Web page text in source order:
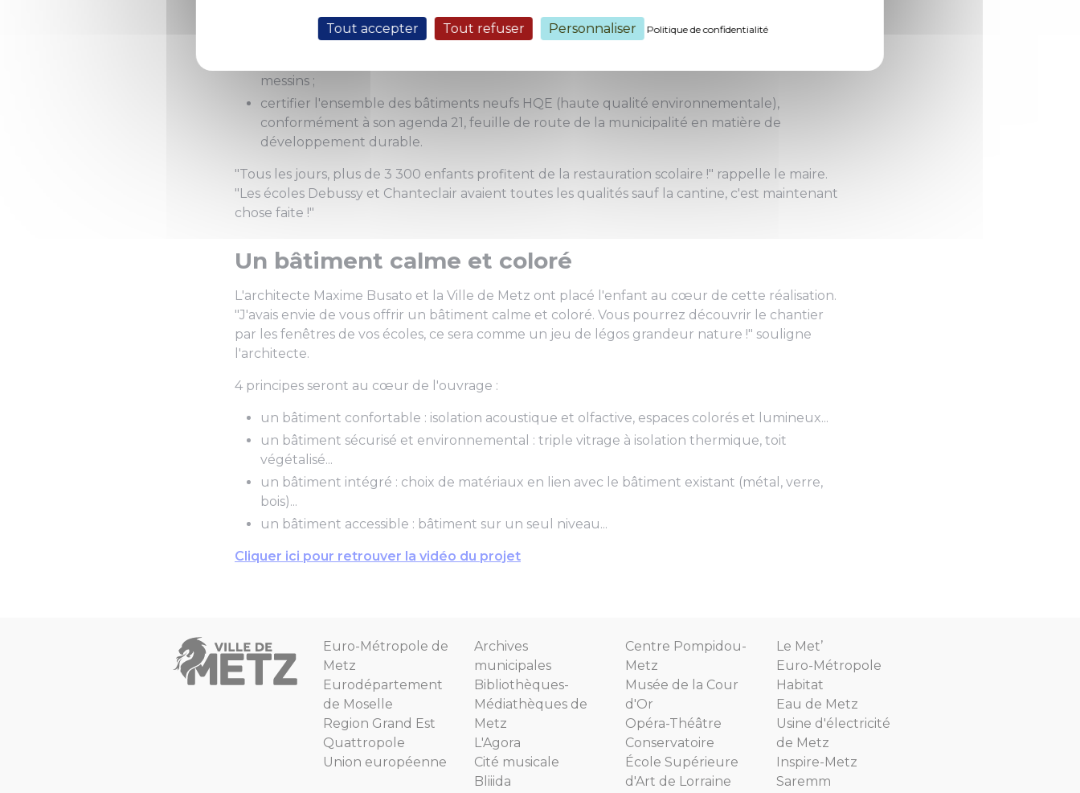
Tout accepter Tout refuser Personnaliser Politique de confidentialité
construction s'inscrit dans deux démarches portées par la Ville de Metz :
messins ;
certifier l'ensemble des bâtiments neufs HQE (haute qualité environnementale),
conformément à son agenda 21, feuille de route de la municipalité en matière de
développement durable.
"Tous les jours, plus de 3 300 enfants profitent de la restauration scolaire !" rappelle le maire.
" Les écoles Debussy et Chanteclair avaient toutes les qualités sauf la cantine, c'est maintenant
chose faite !"
Un bâtiment calme et coloré
L'architecte Maxime Busato et la Ville de Metz ont placé l'enfant au cœur de cette réalisation.
"J'avais envie de vous offrir un bâtiment calme et coloré. Vous pourrez découvrir le chantier
par les fenêtres de vos écoles, ce sera comme un jeu de légos grandeur nature !" souligne
l'architecte.
4 principes seront au cœur de l'ouvrage :
un bâtiment confortable : isolation acoustique et olfactive, espaces colorés et lumineux...
un bâtiment sécurisé et environnemental : triple vitrage à isolation thermique, toit
végétalisé...
un bâtiment intégré : choix de matériaux en lien avec le bâtiment existant (métal, verre,
bois)...
un bâtiment accessible : bâtiment sur un seul niveau...
Cliquer ici pour retrouver la vidéo du projet
Euro-Métropole de
Metz
Eurodépartement
de Moselle
Region Grand Est
Quattropole
Union européenne
Archives
municipales
Bibliothèques-
Médiathèques de
Metz
L'Agora
Cité musicale
Bliiida
Centre Pompidou-
Metz
Musée de la Cour
d'Or
Opéra-Théâtre
Conservatoire
École Supérieure
d'Art de Lorraine
Le Met’
Euro-Métropole
Habitat
Eau de Metz
Usine d'électricité
de Metz
Inspire-Metz
Saremm